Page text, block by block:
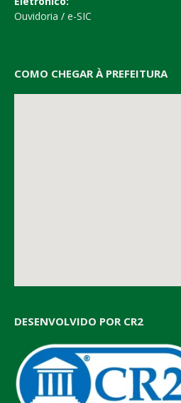
Ouvidoria / e-SIC
COMO CHEGAR À PREFEITURA
DESENVOLVIDO POR CR2